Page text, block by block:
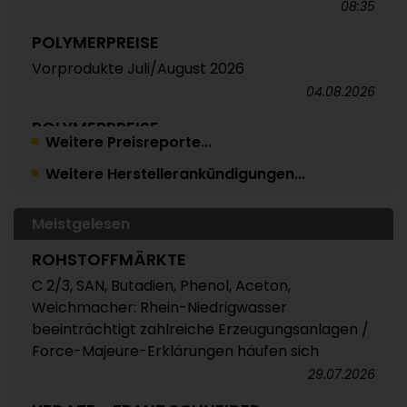
08:35
POLYMERPREISE
Vorprodukte Juli/August 2026
04.08.2026
POLYMERPREISE
Styrolkunststoffe Juli 2026: Absturz der SM-
Referenz zieht die Preise nach unten /
POLYMERPREISE
Technische Thermoplaste Juli 2026:
Überwiegend leichte Abschläge oder Rollover /
Extrem unterschiedliche Preisveränderungen
bei PC und PA 6 / Panel erwartet für August
insgesamt weitgehend stabile Notierungen
Weitere Preisreporte...
Weitere Herstellerankündigungen...
Meistgelesen
ROHSTOFFMÄRKTE
C 2/3, SAN, Butadien, Phenol, Aceton,
Weichmacher: Rhein-Niedrigwasser
beeinträchtigt zahlreiche Erzeugungsanlagen /
Force-Majeure-Erklärungen häufen sich
29.07.2026